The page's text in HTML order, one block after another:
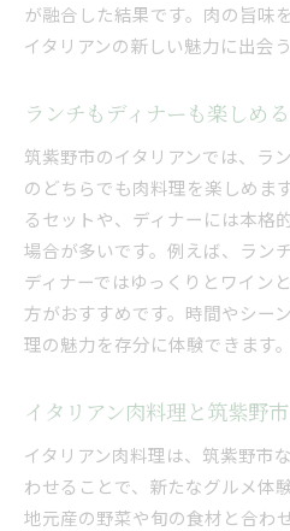
が融合した結果です。肉の旨味
イタリアンの新しい魅力に出会
ランチもディナーも楽しめ
筑紫野市のイタリアンでは、ラ
のどちらでも肉料理を楽しめま
るセットや、ディナーには本格
場合が多いです。例えば、ラン
ディナーではゆっくりとワイン
方がおすすめです。時間やシー
理の魅力を存分に体験できます。
イタリアン肉料理と筑紫野
イタリアン肉料理は、筑紫野市
わせることで、新たなグルメ体
地元産の野菜や旬の食材と合わ